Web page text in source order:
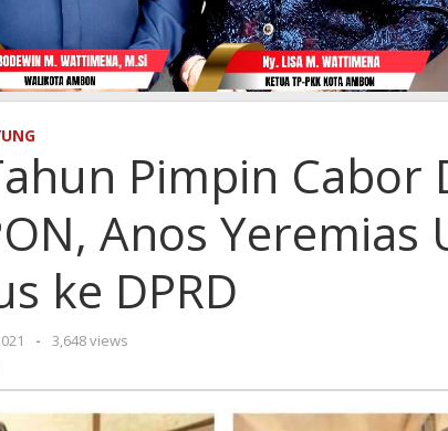
Pimpin Cabor
Anos
ke DPRD
oleh
-
3,648 views